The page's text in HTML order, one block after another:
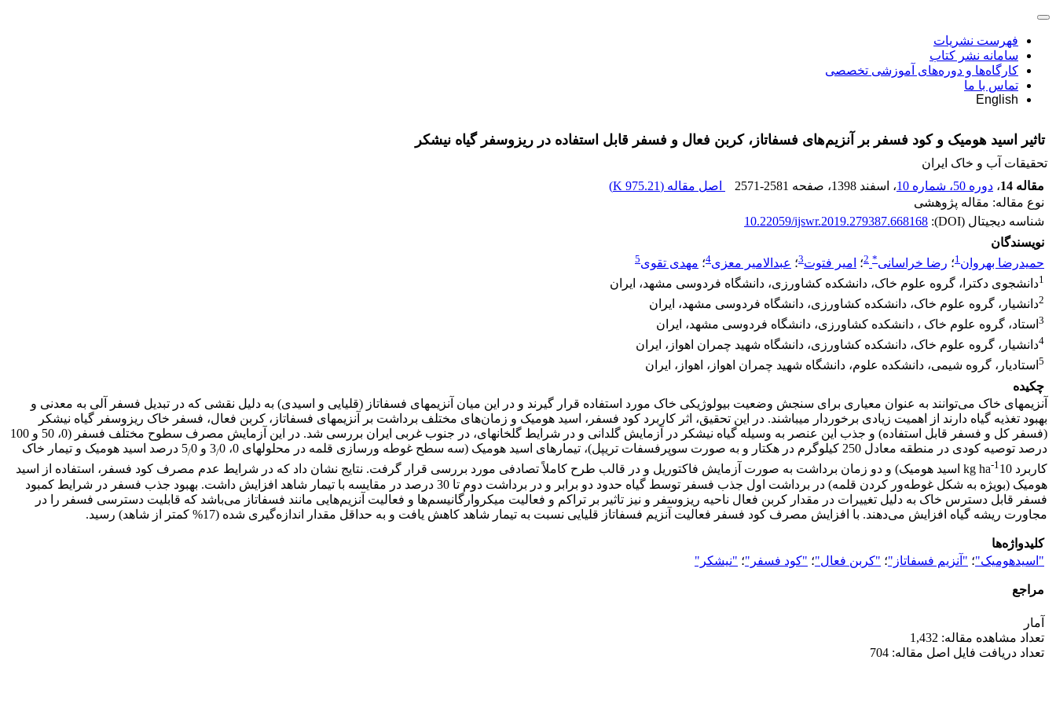
فهرست نشریات
سامانه نشر کتاب
کارگاه‌ها و دوره‌های آموزشی تخصصی
تماس با ما
English
تاثیر اسید هومیک و کود فسفر بر آنزیم‌های فسفاتاز، کربن فعال و فسفر قابل استفاده در ریزوسفر گیاه نیشکر
تحقیقات آب و خاک ایران
مقاله 14
، دوره 50، شماره 10 ، اسفند 1398 ، صفحه 2571-2581 اصل مقاله (975.21 K
)
نوع مقاله: مقاله پژوهشی
شناسه دیجیتال (DOI):
10.22059/ijswr.2019.279387.668168
نویسندگان
حمیدرضا بهروان1؛ رضا خراسانی*
2؛ امیر فتوت3؛ عبدالامیر معزی4؛ مهدی تقوی5
1دانشجوی دکترا، گروه علوم خاک، دانشکده کشاورزی، دانشگاه فردوسی مشهد، ایران
2دانشیار، گروه علوم خاک، دانشکده کشاورزی، دانشگاه فردوسی مشهد، ایران
3 استاد، گروه علوم خاک ، دانشکده کشاورزی، دانشگاه فردوسی مشهد، ایران
4دانشیار، گروه علوم خاک، دانشکده کشاورزی، دانشگاه شهید چمران اهواز، ایران
5 استادیار، گروه شیمی، دانشکده علوم، دانشگاه شهید چمران اهواز، اهواز، ایران
چکیده
آنزیم­های خاک می‌توانند به عنوان معیاری برای سنجش وضعیت بیولوژیکی خاک مورد استفاده قرار گیرند و در این میان آنزیم­های فسفاتاز (قلیایی و اسیدی) به دلیل نقشی که در تبدیل فسفر آلی به معدنی و
بهبود تغذیه گیاه دارند از اهمیت زیادی برخوردار می­باشند. در این تحقیق، اثر کاربرد کود فسفر، اسید هومیک و زمان‌های مختلف برداشت بر آنزیم­های فسفاتاز، کربن فعال، فسفر خاک ریزوسفر گیاه نیشکر
(فسفر کل و فسفر قابل استفاده) و جذب این عنصر به وسیله گیاه نیشکر در آزمایش گلدانی و در شرایط گلخانه­ای، در جنوب غربی ایران بررسی شد. در این آزمایش مصرف سطوح مختلف فسفر (0، 50 و 100
درصد توصیه کودی در منطقه معادل 250 کیلوگرم در هکتار و به صورت سوپرفسفات تریپل)، تیمارهای اسید هومیک (سه سطح غوطه ورسازی قلمه در محلول­های 0، 3
/0 و 5 /
0 درصد اسید هومیک و تیمار خاک
کاربرد kg ha
-1
10 اسید هومیک) و دو زمان برداشت به صورت آزمایش فاکتوریل و در قالب طرح کاملاً تصادفی مورد بررسی قرار گرفت. نتایج نشان داد که در شرایط عدم مصرف کود فسفر، استفاده از اسید
هومیک (بویژه به شکل غوطه‌ور کردن قلمه) در برداشت اول جذب فسفر توسط گیاه حدود دو برابر و در برداشت دوم تا 30 درصد در مقایسه با تیمار شاهد افزایش داشت. بهبود جذب فسفر در شرایط کمبود
فسفر قابل دسترس خاک به دلیل تغییرات در مقدار کربن فعال ناحیه ریزوسفر و نیز تاثیر بر تراکم و فعالیت میکروارگانیسم‌ها و فعالیت آنزیم‌هایی مانند فسفاتاز می‌باشد که قابلیت دسترسی فسفر را در
مجاورت ریشه گیاه افزایش می‌دهند. با افزایش مصرف کود فسفر فعالیت آنزیم فسفاتاز قلیایی نسبت به تیمار شاهد کاهش یافت و به حداقل مقدار اندازه‌گیری شده (17% کمتر از شاهد) رسید.
کلیدواژه‌ها
"اسیدهومیک"؛ "آنزیم فسفاتاز"؛ "کربن فعال"؛ "کود فسفر"؛ "نیشکر"
مراجع
آمار
تعداد مشاهده مقاله: 1,432
تعداد دریافت فایل اصل مقاله: 704